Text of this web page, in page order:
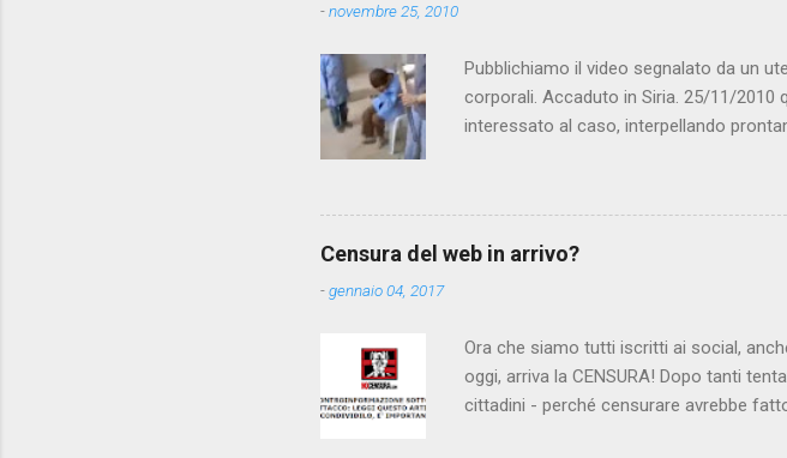
t
i
-novembre 25, 2010
Pubblichiamo il video segnalato da un
corporali. Accaduto in Siria. 25/11/2010
interessato al caso, interpellando
state punite e allontanate dalla scuola.
Censura del web in arrivo?
-gennaio 04, 2017
Ora che siamo tutti iscritti ai social,
oggi, arriva la CENSURA! Dopo tanti
cittadini - perché censurare avrebbe